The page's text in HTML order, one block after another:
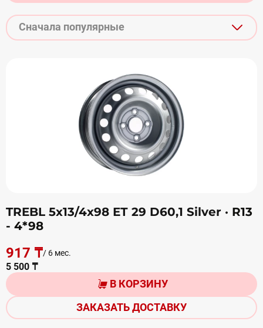
Сначала популярные
TREBL 5х13/4х98 ЕТ 29 D60,1 Silver · R13
- 4*98
917 ₸/ 6 мес.
5 500 ₸
В КОРЗИНУ
ЗАКАЗАТЬ ДОСТАВКУ